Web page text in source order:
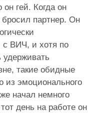
он гей. Когда он
партнер. Он
с ВИЧ, и хотя по
такие обидные
из эмоционального
начал немного
день на работе он